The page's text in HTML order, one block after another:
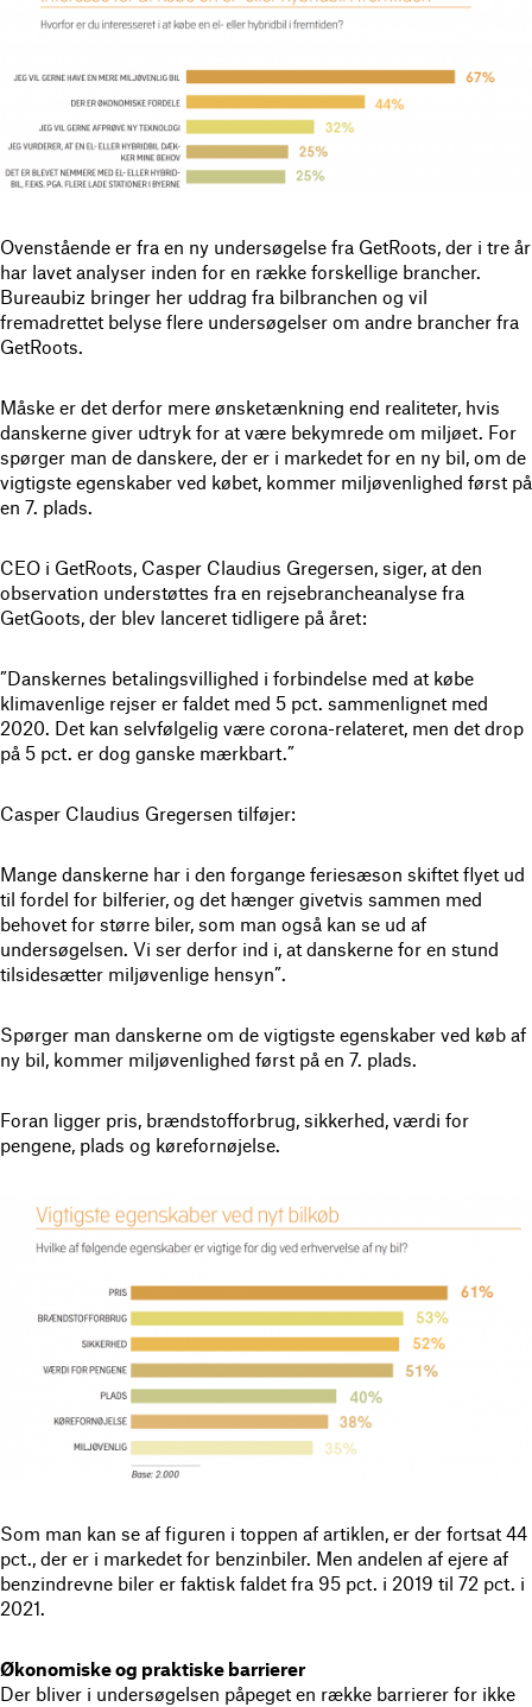
Ovenstående er fra en ny undersøgelse fra GetRoots, der i tre år
har lavet analyser inden for en række forskellige brancher.
Bureaubiz bringer her uddrag fra bilbranchen og vil
fremadrettet belyse flere undersøgelser om andre brancher fra
GetRoots.
Måske er det derfor mere ønsketænkning end realiteter, hvis
danskerne giver udtryk for at være bekymrede om miljøet. For
spørger man de danskere, der er i markedet for en ny bil, om de
vigtigste egenskaber ved købet, kommer miljøvenlighed først på
en 7. plads.
CEO i GetRoots, Casper Claudius Gregersen, siger, at den
observation understøttes fra en rejsebrancheanalyse fra
GetGoots, der blev lanceret tidligere på året:
”Danskernes betalingsvillighed i forbindelse med at købe
klimavenlige rejser er faldet med 5 pct. sammenlignet med
2020. Det kan selvfølgelig være corona-relateret, men det drop
på 5 pct. er dog ganske mærkbart.”
Casper Claudius Gregersen tilføjer:
Mange danskerne har i den forgange feriesæson skiftet flyet ud
til fordel for bilferier, og det hænger givetvis sammen med
behovet for større biler, som man også kan se ud af
undersøgelsen. Vi ser derfor ind i, at danskerne for en stund
tilsidesætter miljøvenlige hensyn”.
Spørger man danskerne om de vigtigste egenskaber ved køb af
ny bil, kommer miljøvenlighed først på en 7. plads.
Foran ligger pris, brændstofforbrug, sikkerhed, værdi for
pengene, plads og kørefornøjelse.
Som man kan se af figuren i toppen af artiklen, er der fortsat 44
pct., der er i markedet for benzinbiler. Men andelen af ejere af
benzindrevne biler er faktisk faldet fra 95 pct. i 2019 til 72 pct. i
2021.
Økonomiske og praktiske barrierer
Der bliver i undersøgelsen påpeget en række barrierer for ikke